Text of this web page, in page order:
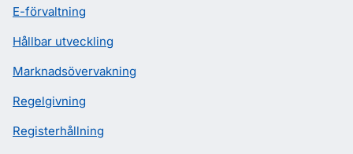
E-förvaltning
Hållbar utveckling
Marknadsövervakning
Regelgivning
Registerhållning